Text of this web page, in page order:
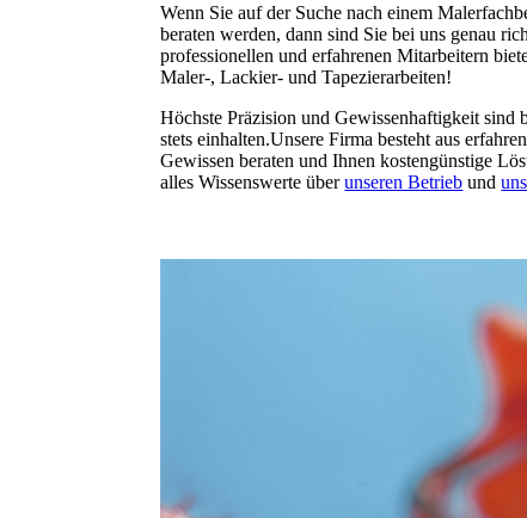
Wenn Sie auf der Suche nach einem
beraten werden, dann sind Sie bei uns genau
professionellen und erfahrenen Mitarbeitern
Maler-, Lackier- und Tapezierarbeiten!
Höchste Präzision und Gewissenhaftigkeit sind
stets einhalten.Unsere Firma besteht aus
Gewissen beraten und Ihnen kostengünstige
alles Wissenswerte überunseren Betrieb und